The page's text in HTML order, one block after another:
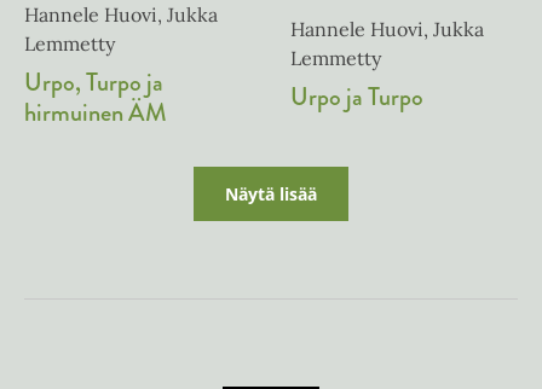
Hannele Huovi, Jukka
Lemmetty
Urpo, Turpo ja
hirmuinen ÄM
Hannele Huovi, Jukka
Lemmetty
Urpo ja Turpo
Näytä lisää